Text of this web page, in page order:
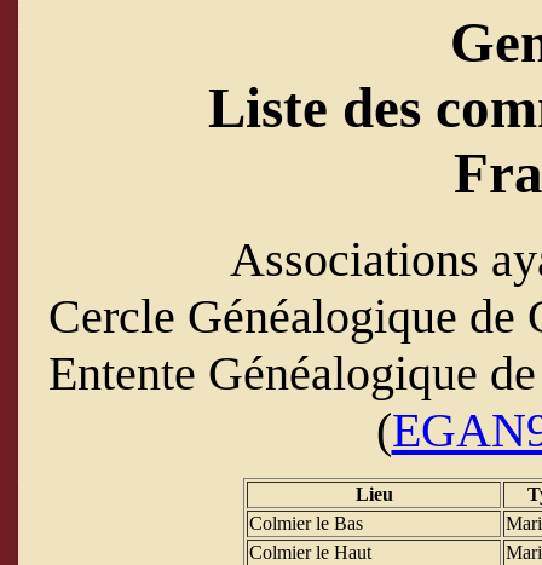
Liste des
Associations
Cercle Généalogique de
Entente Généalogique
(
Lieu
Colmier le Bas
Colmier le Haut